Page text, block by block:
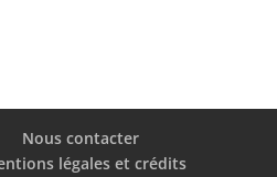
Nous contacter
légales et crédits